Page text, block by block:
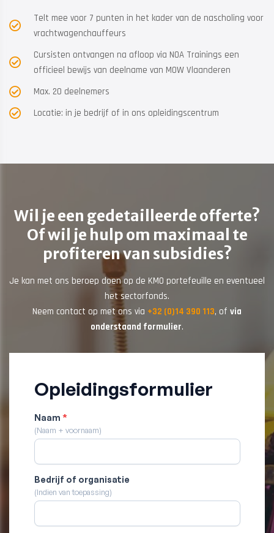
Telt mee voor 7 punten in het kader van de nascholing voor
vrachtwagenchauffeurs
Cursisten ontvangen na afloop via NOA Trainings een
officieel bewijs van deelname van MOW Vlaanderen
Max. 20 deelnemers
Locatie: in je bedrijf of in ons opleidingscentrum
Wil je een gedetailleerde offerte?
Of wil je hulp om maximaal te
profiteren van subsidies?
Je kan met ons beroep doen op de KMO portefeuille en eventueel
het sectorfonds.
Neem contact op met ons via +32 (0)14 390 113, of via
onderstaand formulier.